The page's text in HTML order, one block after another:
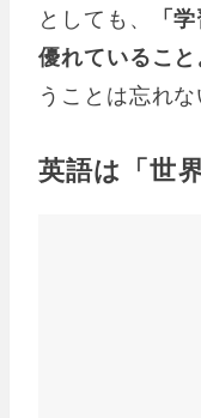
としても、
「
優れていること
うことは忘れな
英語は「世